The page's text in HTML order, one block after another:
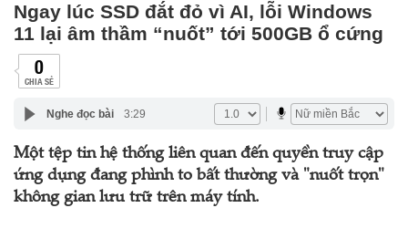
Ngay lúc SSD đắt đỏ vì AI, lỗi Windows
11 lại âm thầm “nuốt” tới 500GB ổ cứng
0
CHIA SẺ
Nghe đọc bài 3:29
Một tệp tin hệ thống liên quan đến quyền truy cập
ứng dụng đang phình to bất thường và "nuốt trọn"
không gian lưu trữ trên máy tính.